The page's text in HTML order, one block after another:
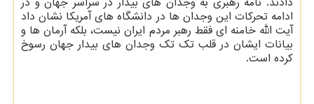
ادامه تحرکات این وجدان ها در دانشگاه های آمریکا نشان داد
آیت الله خامنه ای فقط رهبر مردم ایران نیست، بلکه آرمان ها و
بیانات ایشان در قلب تک تک وجدان های بیدار جهان رسوخ
کرده است.